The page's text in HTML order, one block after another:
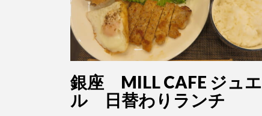
銀座 MILL CAFE ジュエ
ル 日替わりランチ